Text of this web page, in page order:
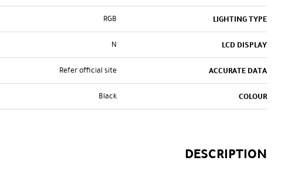
LIGHTING TYPE
RGB
LCD DISPLAY
N
ACCURATE DATA
Refer official site
COLOUR
Black
DESCRIPTION